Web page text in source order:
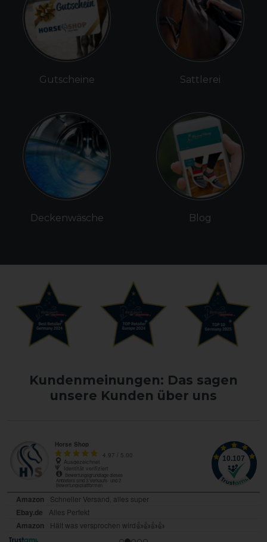
Gutscheine
Deckenwäsche
Sattlerei
Blog
Kundenmeinungen: Das sagen
unsere Kunden über uns